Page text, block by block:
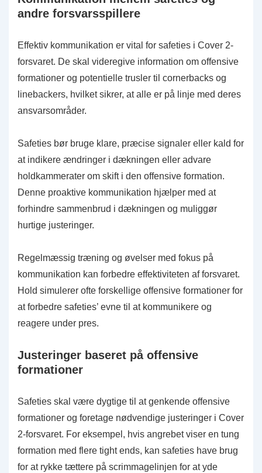
andre forsvarsspillere
Effektiv kommunikation er vital for safeties i Cover 2-
forsvaret. De skal videregive information om offensive
formationer og potentielle trusler til cornerbacks og
linebackers, hvilket sikrer, at alle er på linje med deres
ansvarsområder.
Safeties bør bruge klare, præcise signaler eller kald for
at indikere ændringer i dækningen eller advare
holdkammerater om skift i den offensive formation.
Denne proaktive kommunikation hjælper med at
forhindre sammenbrud i dækningen og muliggør
hurtige justeringer.
Regelmæssig træning og øvelser med fokus på
kommunikation kan forbedre effektiviteten af forsvaret.
Hold simulerer ofte forskellige offensive formationer for
at forbedre safeties’ evne til at kommunikere og
reagere under pres.
Justeringer baseret på offensive
formationer
Safeties skal være dygtige til at genkende offensive
formationer og foretage nødvendige justeringer i Cover
2-forsvaret. For eksempel, hvis angrebet viser en tung
formation med flere tight ends, kan safeties have brug
for at rykke tættere på scrimmagelinjen for at yde